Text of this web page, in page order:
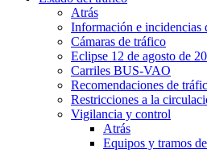
Atrás
Información e incidencias
Cámaras de tráfico
Eclipse 12 de agosto de
Carriles BUS-VAO
Recomendaciones de
Restricciones a la
Vigilancia y control
Atrás
Equipos y tramos